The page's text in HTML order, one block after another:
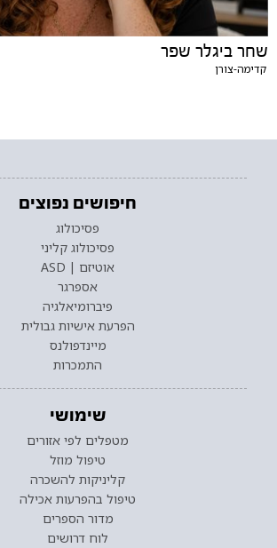
שחר ביגלר שפר
קדימה-צורן
חיפושים נפוצים
פסיכולוג
פסיכולוג קליני
אוטיזם | ASD
אספרגר
פיברומיאלגיה
הפרעת אישיות גבולית
מיינדפולנס
התמכרות
שימושי
מטפלים לפי אזורים
טיפול מוזל
קליניקות להשכרה
טיפול בהפרעות אכילה
מדור הספרים
לוח דרושים